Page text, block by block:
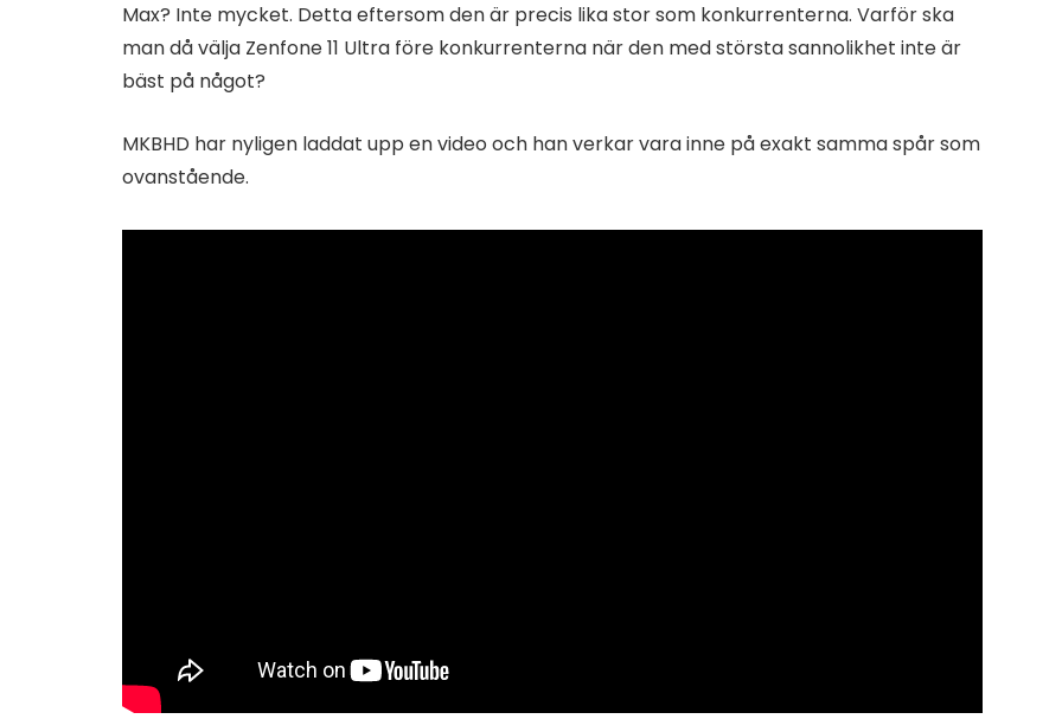
Max? Inte mycket. Detta eftersom den är precis lika stor som konkurrenterna. Varför ska
man då välja Zenfone 11 Ultra före konkurrenterna när den med största sannolikhet inte är
bäst på något?
MKBHD har nyligen laddat upp en video och han verkar vara inne på exakt samma spår som
ovanstående.